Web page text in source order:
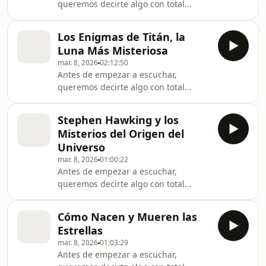
tiempo, apoyar este espacio que
respira curiosidad. Astronomía del
Universo cui
queremos decirte algo con total
anuncios están colocados únicamente
al inicio de cada episodio así puedes
escuchar sin interrupciones,
sumergirte por completo y, al mismo
tiempo, apoyar este espacio que
respira curiosidad. Astronomía del
Universo cui
Los Enigmas de Titán, la
Luna Más Misteriosa
mar. 8, 202602:12:50
Antes de empezar a escuchar,
queremos decirte algo con total
anuncios están colocados únicamente
al inicio de cada episodio así puedes
escuchar sin interrupciones,
sumergirte por completo y, al mismo
tiempo, apoyar este espacio que
respira curiosidad. Astronomía del
Universo cui
Stephen Hawking y los
Misterios del Origen del
Universo
mar. 8, 202601:00:22
Antes de empezar a escuchar,
queremos decirte algo con total
anuncios están colocados únicamente
al inicio de cada episodio así puedes
escuchar sin interrupciones,
sumergirte por completo y, al mismo
Cómo Nacen y Mueren las
Estrellas
mar. 8, 202601:03:29
Antes de empezar a escuchar,